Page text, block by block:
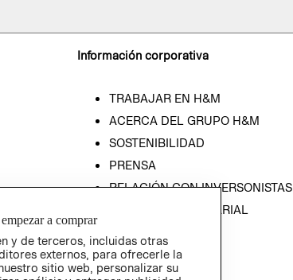
Información corporativa
TRABAJAR EN H&M
ACERCA DEL GRUPO H&M
SOSTENIBILIDAD
PRENSA
RELACIÓN CON INVERSONISTAS
POLÍTICA EMPRESARIAL
a comprar
y de terceros, incluidas otras
externos, para ofrecerle la
sitio web, personalizar su